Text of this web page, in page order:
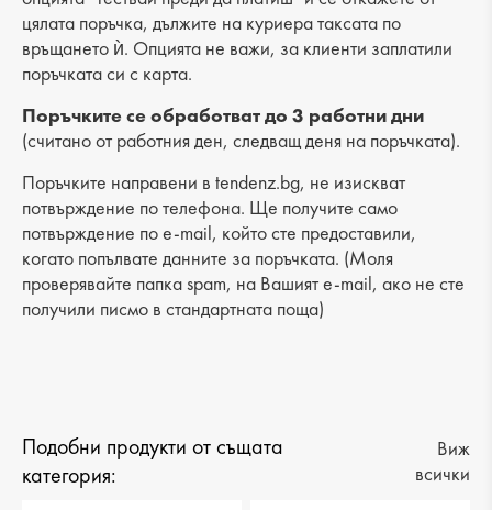
цялата поръчка, дължите на куриера таксата по
връщането ѝ. Опцията не важи, за клиенти заплатили
поръчката си с карта.
Поръчките се обработват до 3 работни дни
(считано от работния ден, следващ деня на поръчката).
Поръчките направени в tendenz.bg, не изискват
потвърждение по телефона. Ще получите само
потвърждение по e-mail, който сте предоставили,
когато попълвате данните за поръчката. (Моля
проверявайте папка spam, на Вашият e-mail, ако не сте
получили писмо в стандартната поща)
Подобни продукти от същата
категория:
Виж
всички